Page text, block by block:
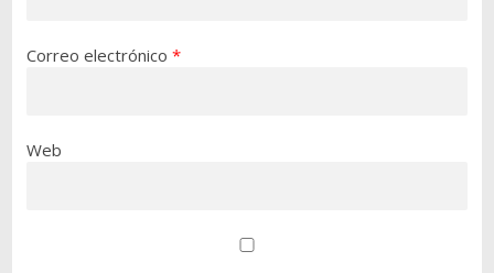
Correo electrónico *
Web